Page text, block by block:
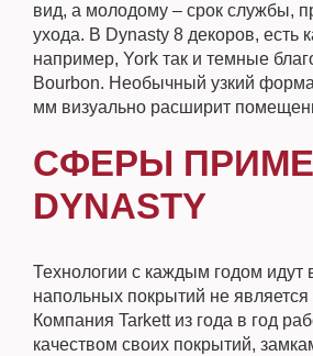
вид, а молодому – срок службы,
ухода. В Dynasty 8 декоров, есть
например, York так и темные
Bourbon. Необычный узкий
мм визуально расширит
СФЕРЫ
DYNASTY
Технологии с каждым годом идут
напольных покрытий не
Компания Tarkett из года в год
качеством своих покрытий,